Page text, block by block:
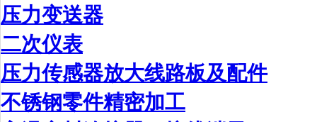
压力变送器
二次仪表
压力传感器放大线路板及配件
不锈钢零件精密加工